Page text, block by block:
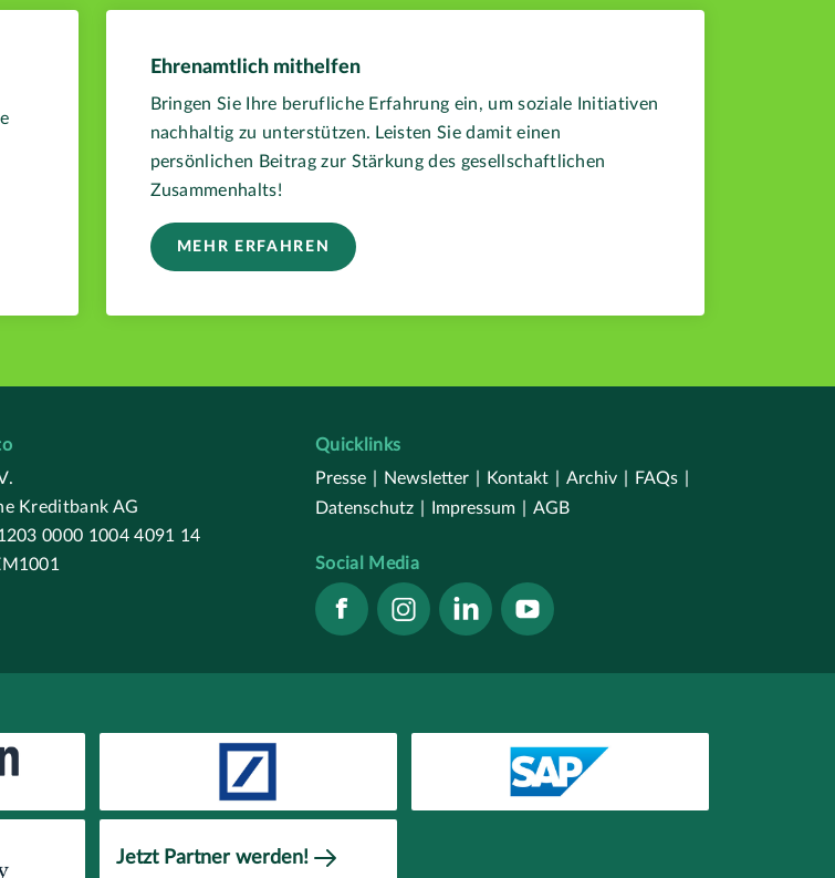
Ehrenamtlich mithelfen
Bringen Sie Ihre berufliche Erfahrung ein, um soziale Initiativen
nachhaltig zu unterstützen. Leisten Sie damit einen
persönlichen Beitrag zur Stärkung des gesellschaftlichen
Zusammenhalts!
MEHR ERFAHREN
Kreditbank AG
0000 1004 4091 14
Quicklinks
Presse
Newsletter Kontakt Archiv FAQs
Datenschutz
Impressum AGB
Social Media
Jetzt Partner werden!